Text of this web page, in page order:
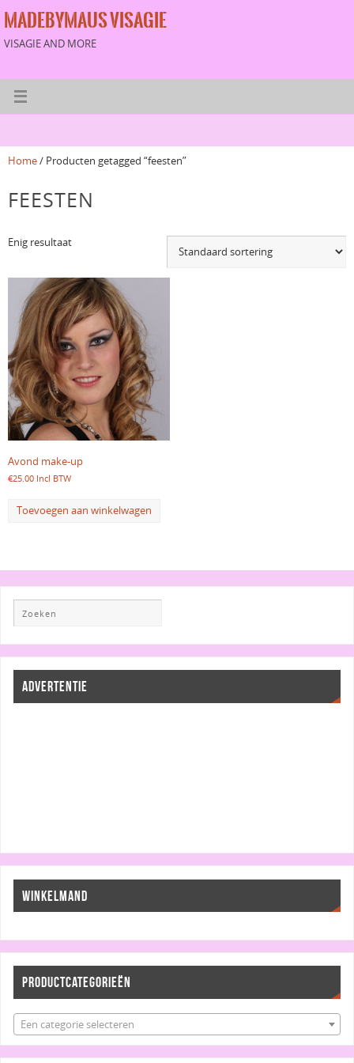
MADEBYMAUS VISAGIE
VISAGIE AND MORE
Home/ Producten getagged “feesten”
FEESTEN
Enig resultaat
Avond make-up
€25.00 Incl BTW
Toevoegen aan winkelwagen
ADVERTENTIE
WINKELMAND
PRODUCTCATEGORIEËN
Een categorie selecteren